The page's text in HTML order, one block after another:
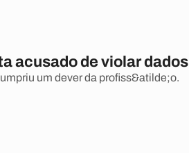
acusado de violar dados
um dever da profiss&atilde;o.